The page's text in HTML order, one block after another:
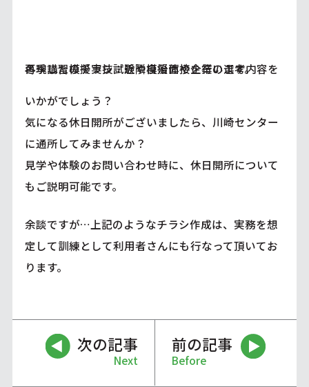
冬季講習のチラシ：近隣自治体や企業の選考内容を再現した模擬実技試験や模擬面接を行います。
いかがでしょう？
気になる休日開所がございましたら、川崎センター
に通所してみませんか？
見学や体験のお問い合わせ時に、休日開所について
もご説明可能です。
余談ですが…上記のようなチラシ作成は、実務を想
定して訓練として利用者さんにも行なって頂いてお
ります。
次の記事
Next
前の記事
Before